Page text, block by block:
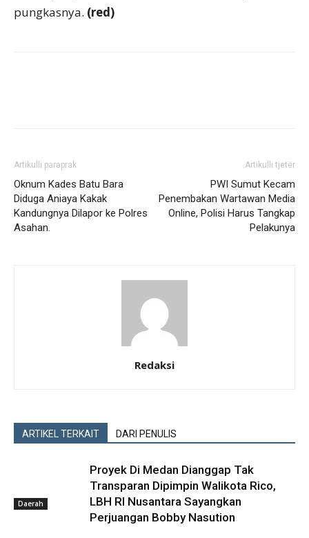
pungkasnya. (red)
Artikulli paraprak
Oknum Kades Batu Bara
Diduga Aniaya Kakak
Kandungnya Dilapor ke Polres
Asahan.
Artikulli tjetër
PWI Sumut Kecam
Penembakan Wartawan Media
Online, Polisi Harus Tangkap
Pelakunya
Redaksi
ARTIKEL TERKAIT DARI PENULIS
Daerah
Proyek Di Medan Dianggap Tak
Transparan Dipimpin Walikota Rico,
LBH RI Nusantara Sayangkan
Perjuangan Bobby Nasution